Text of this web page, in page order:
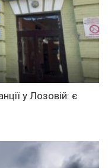
у Лозовій: є